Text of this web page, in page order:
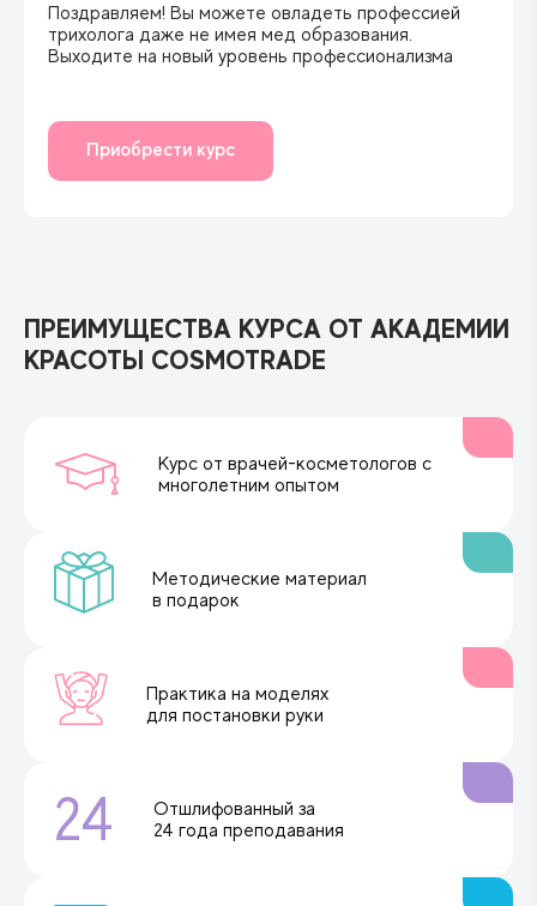
Поздравляем! Вы можете овладеть профессией
трихолога даже не имея мед образования.
Выходите на новый уровень профессионализма
Приобрести курс
ПРЕИМУЩЕСТВА КУРСА ОТ АКАДЕМИИ
КРАСОТЫ COSMOTRADE
Курс от врачей-косметологов с
многолетним опытом
Методические материал
в подарок
Практика на моделях
для постановки руки
24
Отшлифованный за
24 года преподавания